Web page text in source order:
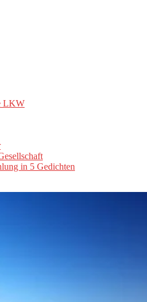
LKW
in 5 Gedichten